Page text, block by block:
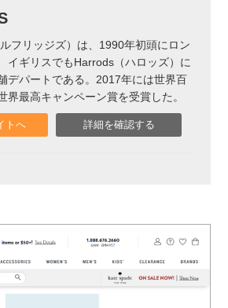
フリッジズ）は、1990年初頭にロン
イギリスでもHarrods（ハロッズ）に
デパートである。2017年には世界百
界最高キャンペーン賞を受賞した。
トへ 詳細を確認する